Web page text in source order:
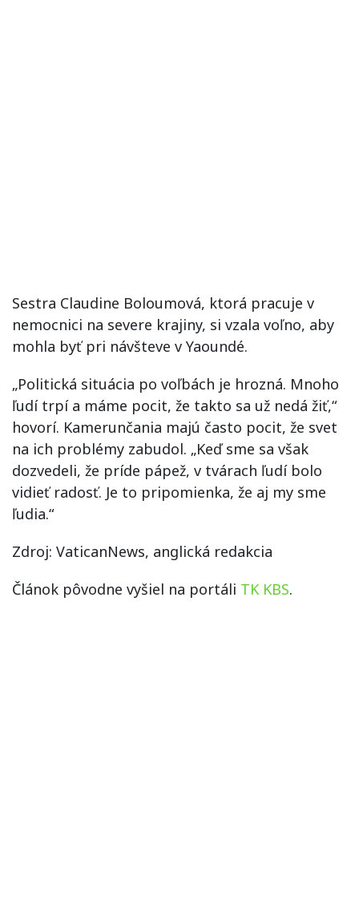
Sestra Claudine Boloumová, ktorá pracuje v
nemocnici na severe krajiny, si vzala voľno, aby
mohla byť pri návšteve v Yaoundé.
„Politická situácia po voľbách je hrozná. Mnoho
ľudí trpí a máme pocit, že takto sa už nedá žiť,“
hovorí. Kamerunčania majú často pocit, že svet
na ich problémy zabudol. „Keď sme sa však
dozvedeli, že príde pápež, v tvárach ľudí bolo
vidieť radosť. Je to pripomienka, že aj my sme
ľudia.“
Zdroj: VaticanNews, anglická redakcia
Článok pôvodne vyšiel na portáli TK KBS.